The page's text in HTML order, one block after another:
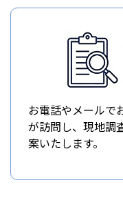
お電話やメールで
が訪問し、現地調
案いたします。